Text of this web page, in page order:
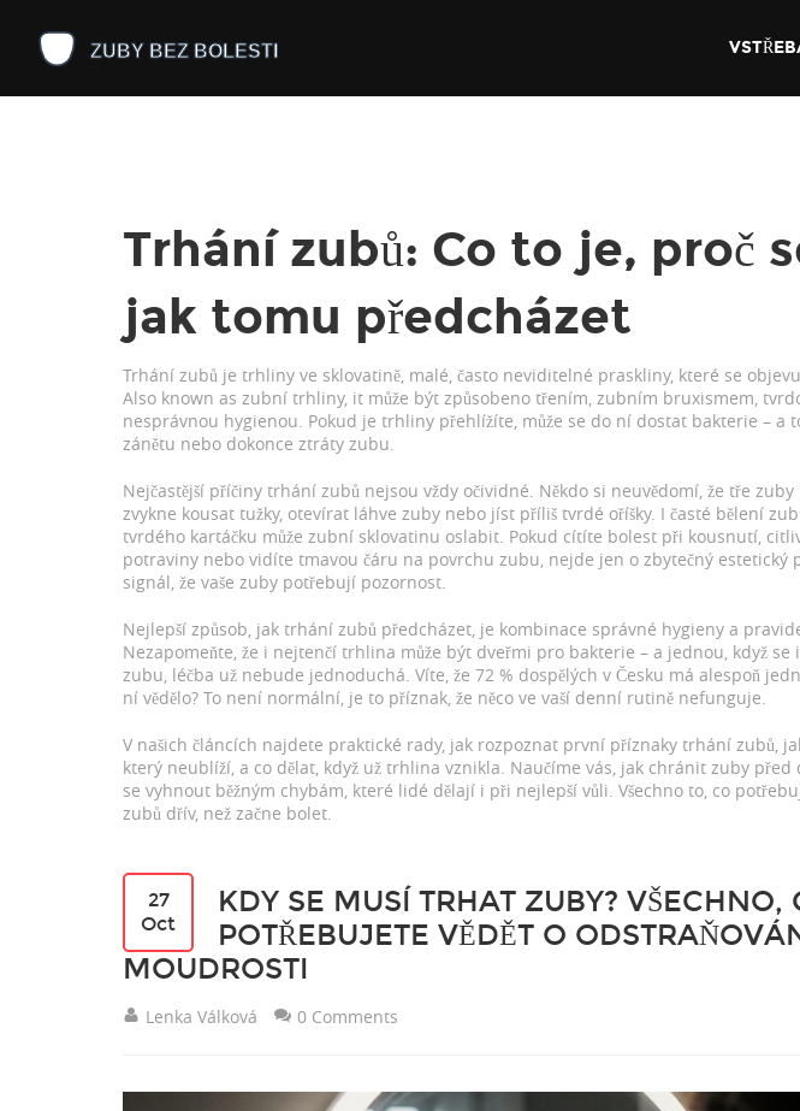
Trhání zubů: Co to je, proč
jak tomu předcházet
Trhání zubů je trhliny ve sklovatině, malé, často neviditelné praskliny, které se
Also known as zubní trhliny, it může být způsobeno třením, zubním bruxismem,
nesprávnou hygienou. Pokud je trhliny přehlížíte, může se do ní dostat bakterie – a
zánětu nebo dokonce ztráty zubu.
Nejčastější příčiny trhání zubů nejsou vždy očividné. Někdo si neuvědomí, že tře
zvykne kousat tužky, otevírat láhve zuby nebo jíst příliš tvrdé oříšky. I časté bělení
tvrdého kartáčku může zubní sklovatinu oslabit. Pokud cítíte bolest při kousnutí,
potraviny nebo vidíte tmavou čáru na povrchu zubu, nejde jen o zbytečný estetický
signál, že vaše zuby potřebují pozornost.
Nejlepší způsob, jak trhání zubů předcházet, je kombinace správné hygieny a
Nezapomeňte, že i nejtenčí trhlina může být dveřmi pro bakterie – a jednou, když
zubu, léčba už nebude jednoduchá. Víte, že 72 % dospělých v Česku má alespoň
ní vědělo? To není normální, je to příznak, že něco ve vaší denní rutině nefunguje.
V našich článcích najdete praktické rady, jak rozpoznat první příznaky trhání zubů,
který neublíží, a co dělat, když už trhlina vznikla. Naučíme vás, jak chránit zuby před
se vyhnout běžným chybám, které lidé dělají i při nejlepší vůli. Všechno to, co
zubů dřív, než začne bolet.
27
Oct
KDY SE MUSÍ TRHAT ZUBY? VŠECHNO,
POTŘEBUJETE VĚDĚT O
MOUDROSTI
Lenka Válková 0 Comments